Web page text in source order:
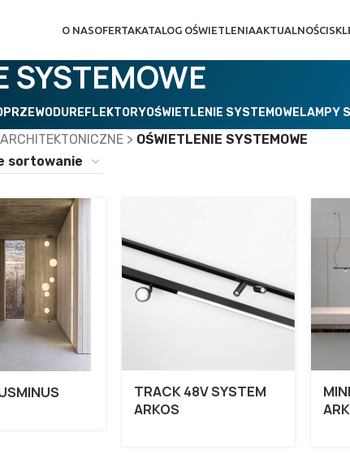
O NASOFERTAKATALOG OŚWIETLENIAAKTUALNOŚCI
SYSTEMOWE
REFLEKTORYOŚWIETLENIE SYSTEMOWE LAMPY
> OŚWIETLENIE SYSTEMOWE
TRACK 48V SYSTEM
ARKOS